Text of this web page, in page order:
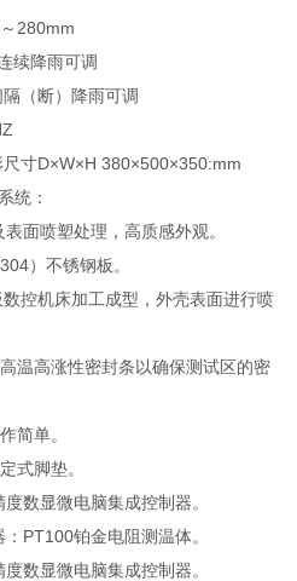
280mm
续降雨可调
（断）降雨可调
寸D×W×H 380×500×350:mm
统：
面喷塑处理，高质感外观。
）不锈钢板。
控机床加工成型，外壳表面进行喷
温高涨性密封条以确保测试区的密
简单。
式脚垫。
数显微电脑集成控制器。
PT100铂金电阻测温体。
数显微电脑集成控制器。